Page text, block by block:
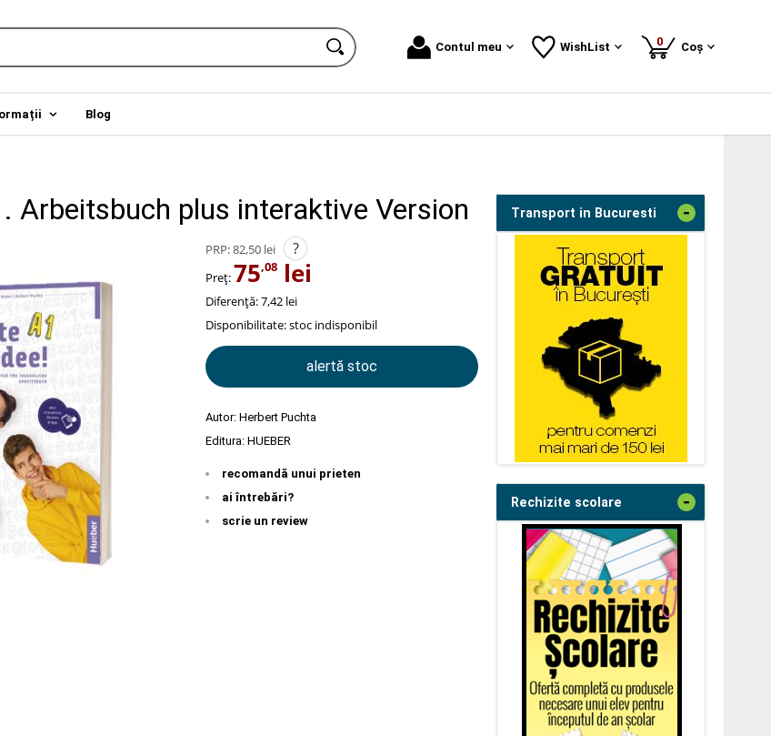
Contul meu WishList 0produse
Coș
Blog
Arbeitsbuch plus interaktive Version
PRP:82,50 lei ?
Preț:75,08 lei
Diferență: 7,42 lei
Disponibilitate:stoc indisponibil
alertă stoc
Autor: Herbert Puchta
Editura: HUEBER
recomandă unui prieten
ai întrebări?
scrie un review
Transport in Bucuresti -
Rechizite scolare -